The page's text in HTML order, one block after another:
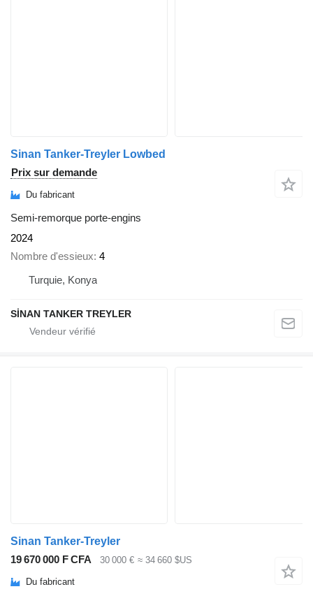
Sinan Tanker-Treyler Lowbed
Prix sur demande
Du fabricant
Semi-remorque porte-engins
2024
Nombre d'essieux 4
Turquie, Konya
SİNAN TANKER TREYLER
Sinan Tanker-Treyler
19 670 000 F CFA
30 000 € ≈ 34 660 $US
Du fabricant